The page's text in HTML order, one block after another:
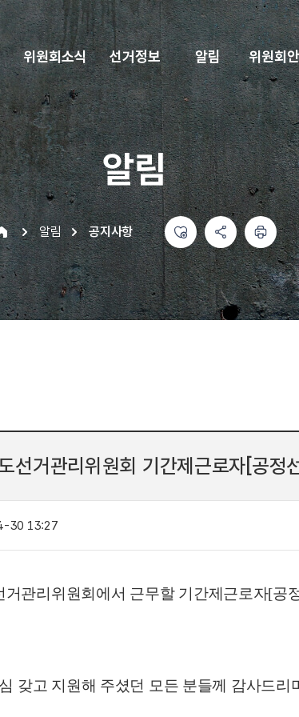
위원회소식 선거정보 알림 위원회
알림
알림 공지사항
선거관리위원회 기간제근로자[공
30 13:27
거관리위원회에서 근무할 기간제근로자[공
갖고 지원해 주셨던 모든 분들께 감사드리